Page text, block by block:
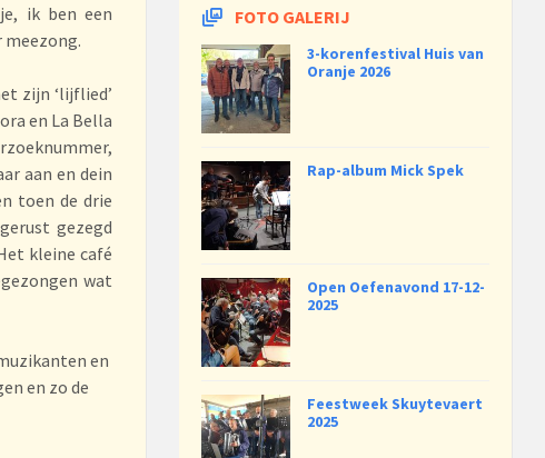
ik ben een
zijn ‘lijflied’
en La Bella
aan en dein
toen de drie
gezegd
kleine café
wat
en
en zo de
FOTO GALERIJ
3-korenfestival Huis van
Oranje 2026
Rap-album Mick Spek
Open Oefenavond 17-12-
2025
Feestweek Skuytevaert
2025